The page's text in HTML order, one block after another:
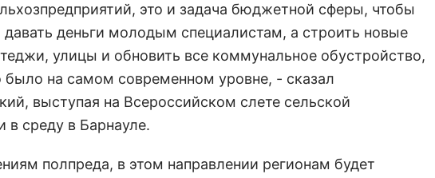
это и задача бюджетной сферы, чтобы
давать деньги молодым специалистам, а строить новые
улицы и обновить все коммунальное обустройство,
было на самом современном уровне, - сказал
выступая на Всероссийском слете сельской
в среду в Барнауле.
полпреда, в этом направлении регионам будет